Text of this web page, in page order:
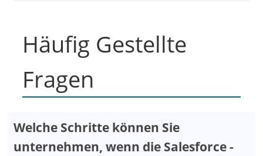
Häufig Gestellte
Fragen
Welche Schritte können Sie
unternehmen, wenn die Salesforce -